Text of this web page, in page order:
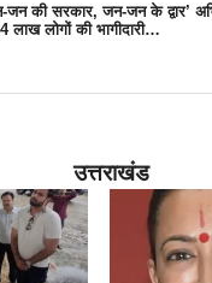
जन की सरकार, जन-जन के द्वार’
लाख लोगों की भागीदारी…
उत्तराखंड